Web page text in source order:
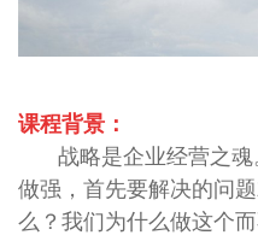
课程背景：
战略是企业经营之
做强，首先要解决的问
么？我们为什么做这个